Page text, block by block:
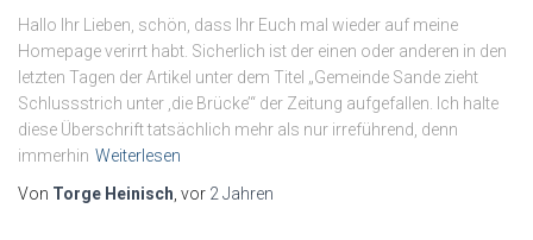
Hallo Ihr Lieben, schön, dass Ihr Euch mal wieder auf meine
Homepage verirrt habt. Sicherlich ist der einen oder anderen in den
letzten Tagen der Artikel unter dem Titel „Gemeinde Sande zieht
Schlussstrich unter ‚die Brücke’“ der Zeitung aufgefallen. Ich halte
diese Überschrift tatsächlich mehr als nur irreführend, denn
immerhin Weiterlesen
Von Torge Heinisch , vor 2 Jahren